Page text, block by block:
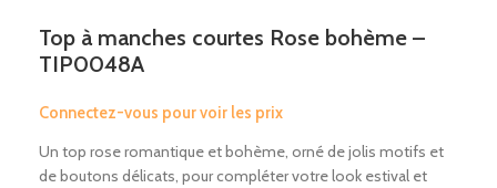
Top à manches courtes Rose bohème –
TIP0048A
Connectez-vous pour voir les prix
Un top rose romantique et bohème, orné de jolis motifs et
de boutons délicats, pour compléter votre look estival et